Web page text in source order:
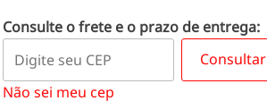
Consulte o frete e o prazo de entrega:
Consultar
Não sei meu cep